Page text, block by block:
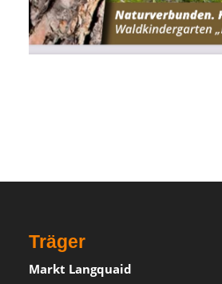
Träger
Markt Langquaid